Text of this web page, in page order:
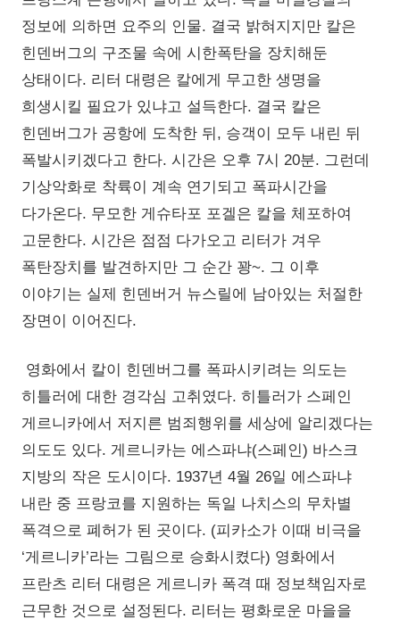
정보에 의하면 요주의 인물. 결국 밝혀지지만 칼은
힌덴버그의 구조물 속에 시한폭탄을 장치해둔
상태이다. 리터 대령은 칼에게 무고한 생명을
희생시킬 필요가 있냐고 설득한다. 결국 칼은
힌덴버그가 공항에 도착한 뒤, 승객이 모두 내린 뒤
폭발시키겠다고 한다. 시간은 오후 7시 20분. 그런데
기상악화로 착륙이 계속 연기되고 폭파시간을
다가온다. 무모한 게슈타포 포겔은 칼을 체포하여
고문한다. 시간은 점점 다가오고 리터가 겨우
폭탄장치를 발견하지만 그 순간 꽝~. 그 이후
이야기는 실제 힌덴버거 뉴스릴에 남아있는 처절한
장면이 이어진다.
영화에서 칼이 힌덴버그를 폭파시키려는 의도는
히틀러에 대한 경각심 고취였다. 히틀러가 스페인
게르니카에서 저지른 범죄행위를 세상에 알리겠다는
의도도 있다. 게르니카는 에스파냐(스페인) 바스크
지방의 작은 도시이다. 1937년 4월 26일 에스파냐
내란 중 프랑코를 지원하는 독일 나치스의 무차별
폭격으로 폐허가 된 곳이다. (피카소가 이때 비극을
‘게르니카’라는 그림으로 승화시켰다) 영화에서
프란츠 리터 대령은 게르니카 폭격 때 정보책임자로
근무한 것으로 설정된다. 리터는 평화로운 마을을